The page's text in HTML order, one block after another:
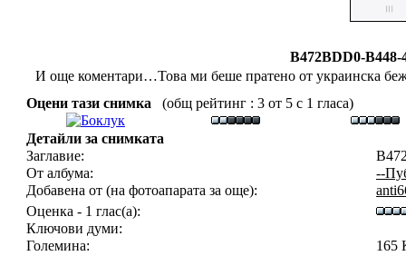
B472BDD0-
И още коментари…Това ми беше пратено от украинска
Оцени тази снимка
(общ рейтинг : 3 от 5 с 1 гласа)
Детайли за снимката
Заглавие:
От албума:
--
Добавена от (на фотоапарата за още):
Оценка - 1 глас(а):
Ключови думи:
Големина:
165